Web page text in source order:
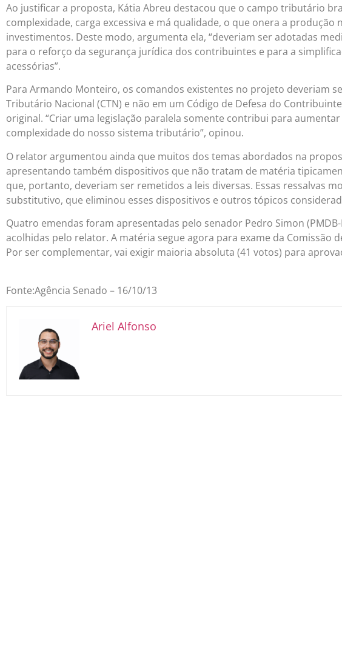
Ao justificar a proposta, Kátia Abreu destacou que o campo tributário
complexidade, carga excessiva e má qualidade, o que onera a produção
investimentos. Deste modo, argumenta ela, “deveriam ser adotadas
para o reforço da segurança jurídica dos contribuintes e para a
acessórias”.
Para Armando Monteiro, os comandos existentes no projeto deveriam
Tributário Nacional (CTN) e não em um Código de Defesa do
original. “Criar uma legislação paralela somente contribui para
complexidade do nosso sistema tributário”, opinou.
O relator argumentou ainda que muitos dos temas abordados na
apresentando também dispositivos que não tratam de matéria
que, portanto, deveriam ser remetidos a leis diversas. Essas ressalvas
substitutivo, que eliminou esses dispositivos e outros tópicos
Quatro emendas foram apresentadas pelo senador Pedro Simon
acolhidas pelo relator. A matéria segue agora para exame da Comissão
Por ser complementar, vai exigir maioria absoluta (41 votos) para
Fonte:Agência Senado – 16/10/13
Ariel Alfonso